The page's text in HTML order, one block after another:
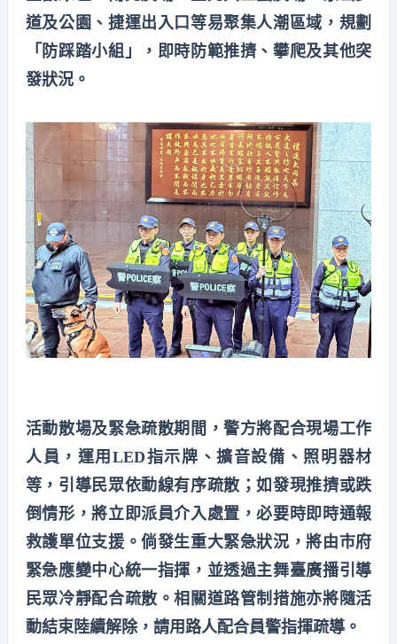
道及公園、捷運出入口等易聚集人潮區域，規劃
「防踩踏小組」，即時防範推擠、攀爬及其他突
發狀況。
活動散場及緊急疏散期間，警方將配合現場工作
人員，運用LED指示牌、擴音設備、照明器材
等，引導民眾依動線有序疏散；如發現推擠或跌
倒情形，將立即派員介入處置，必要時即時通報
救護單位支援。倘發生重大緊急狀況，將由市府
緊急應變中心統一指揮，並透過主舞臺廣播引導
民眾冷靜配合疏散。相關道路管制措施亦將隨活
動結束陸續解除，請用路人配合員警指揮疏導。